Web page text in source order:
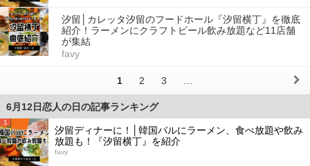
汐留│カレッタ汐留のフードホール『汐留横丁』を徹底
紹介！ラーメンにクラフトビール飲み放題など11店舗
が集結
favy
1 2 3
6月12日恋人の日の記事ランキング
1
汐留ディナーに！│韓国バルにラーメン、食べ放題や飲み
放題も！『汐留横丁』を紹介
favy